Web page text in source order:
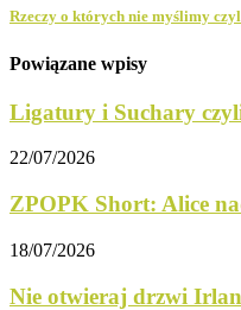
Rzeczy o których nie myślimy
Powiązane wpisy
Ligatury i Suchary
22/07/2026
ZPOPK Short: Alice
18/07/2026
Nie otwieraj drzwi